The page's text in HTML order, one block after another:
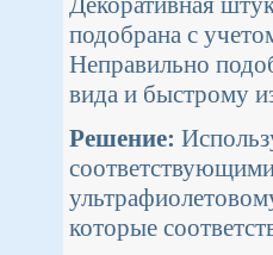
подобрана с
Неправильно
вида и быстрому
Решение:
которые